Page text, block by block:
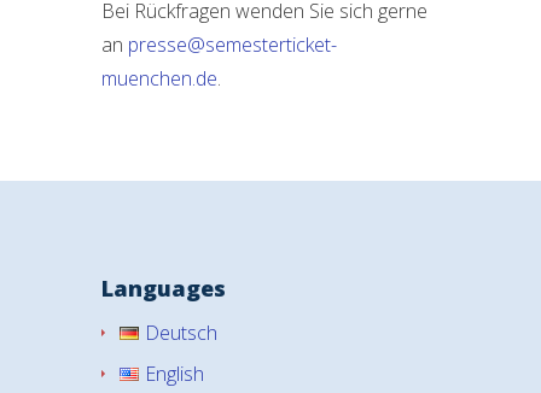
Bei Rückfragen wenden Sie sich gerne
an presse@semesterticket-
muenchen.de.
Languages
Deutsch
English